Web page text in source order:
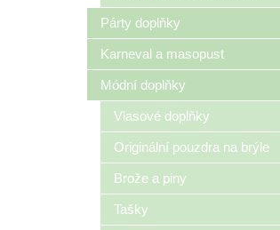
Párty doplňky
Karneval a masopust
Módní doplňky
Vlasové doplňky
Originální pouzdra na brýle
Brože a piny
Tašky